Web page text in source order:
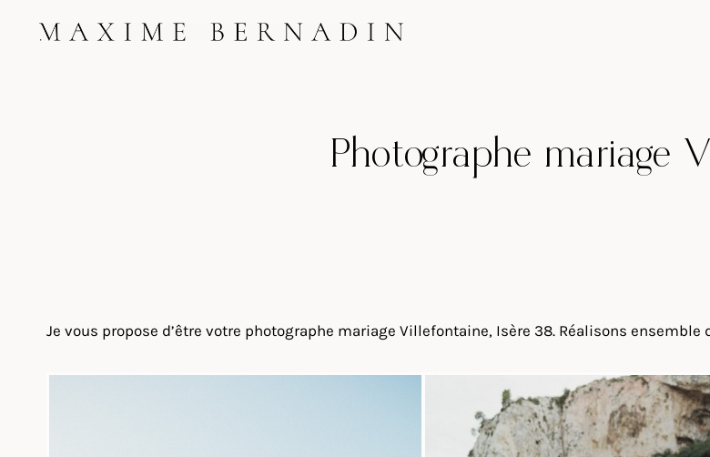
Photographe mariage
Je vous propose d’être votre photographe mariage Villefontaine, Isère 38. Réalisons